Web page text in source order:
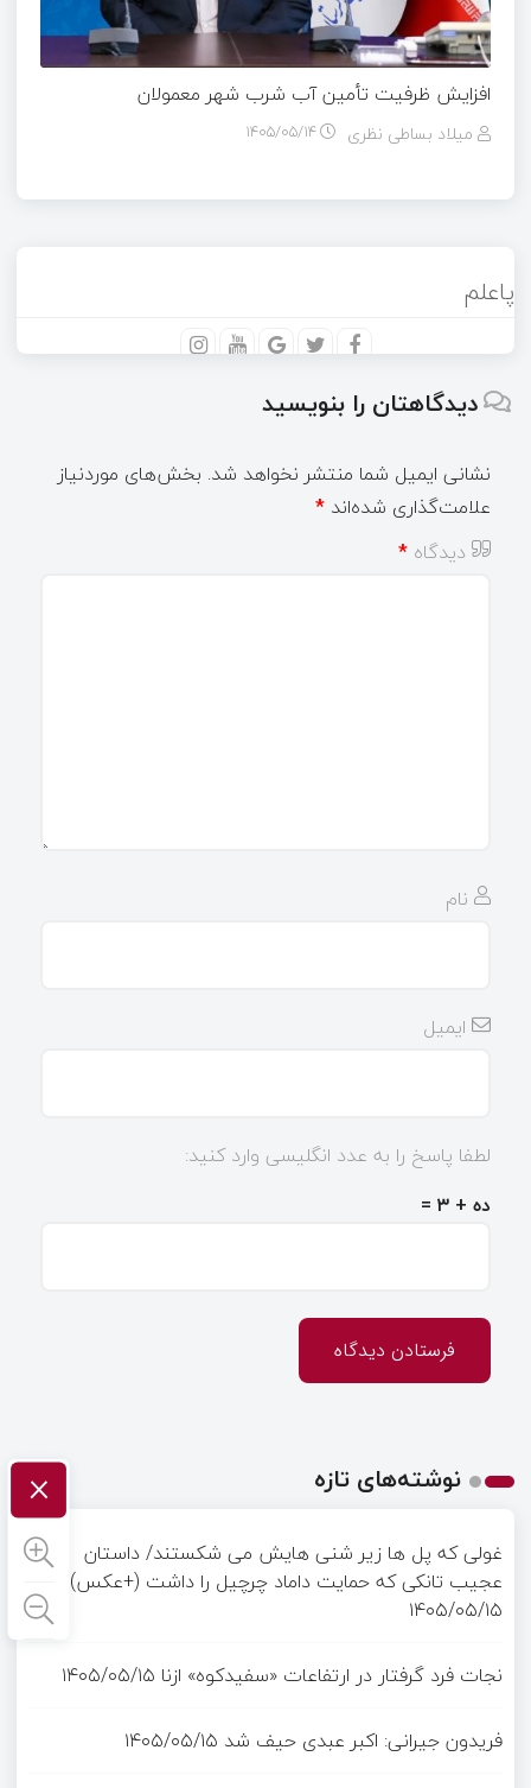
افزایش ظرفیت تأمین آب شرب شهر معمولان
میلاد بساطی نظری ۱۴۰۵/۰۵/۱۴
پاعلم
دیدگاهتان را بنویسید
نشانی ایمیل شما منتشر نخواهد شد. بخش‌های موردنیاز
علامت‌گذاری شده‌اند *
دیدگاه *
نام
ایمیل
لطفا پاسخ را به عدد انگلیسی وارد کنید:
ده + ۳ =
نوشته‌های تازه
غولی که پل ها زیر شنی هایش می شکستند/ داستان
عجیب تانکی که حمایت داماد چرچیل را داشت (+عکس)
۱۴۰۵/۰۵/۱۵
نجات فرد گرفتار در ارتفاعات «سفیدکوه» ازنا ۱۴۰۵/۰۵/۱۵
فریدون جیرانی: اکبر عبدی حیف شد ۱۴۰۵/۰۵/۱۵
×